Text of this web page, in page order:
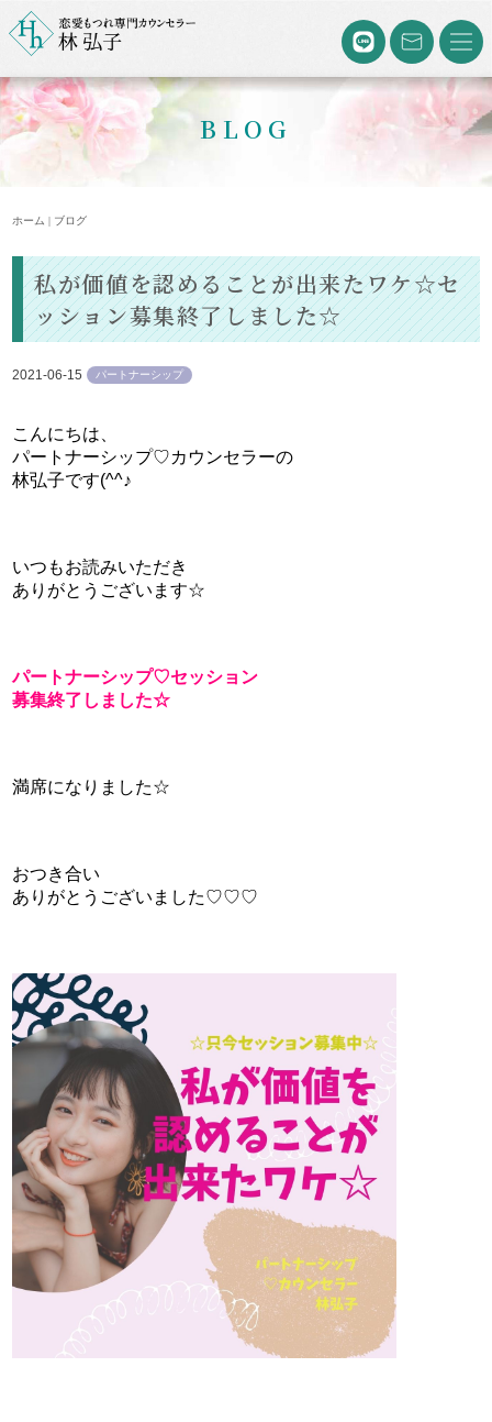
BLOG
ホーム | ブログ
私が価値を認めることが出来たワケ☆セ
ッション募集終了しました☆
2021-06-15 パートナーシップ
こんにちは、
パートナーシップ♡カウンセラーの
林弘子です(^^♪
いつもお読みいただき
ありがとうございます☆
パートナーシップ♡セッション
募集終了しました☆
満席になりました☆
おつき合い
ありがとうございました♡♡♡